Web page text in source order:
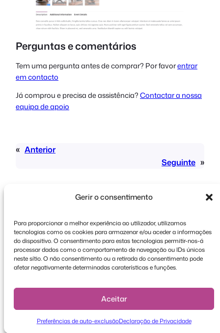
Gerir o consentimento
Para proporcionar a melhor experiência ao utilizador, utilizamos
tecnologias como os cookies para armazenar e/ou aceder a informações
do dispositivo. O consentimento para estas tecnologias permitir-nos-á
processar dados como o comportamento de navegação ou IDs únicos
neste sítio. O não consentimento ou a retirada do consentimento pode
afetar negativamente determinadas caraterísticas e funções.
Aceitar
Preferências de auto-exclusãoDeclaração de Privacidade
Perguntas e comentários
Tem uma pergunta antes de comprar? Por favorentrar
em contacto
Já comprou e precisa de assistência?Contactar a nossa
equipa de apoio
« Anterior
Seguinte »
Direitos de autor © 2026 FooEvents. Todos os
direitos reservados.
Declaração de privacidade|Termos e